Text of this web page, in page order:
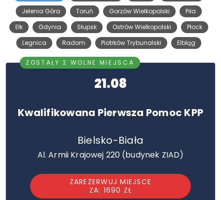
Jelenia Góra
Toruń Gorzów Wielkopolski
Piła
Ełk
Gdynia Słupsk Ostrów Wielkopolski
Płock
Legnica
Radom Piotrków Trybunalski Elbląg
ZOSTAŁY 2 WOLNE MIEJSCA
21.08
Kwalifikowana Pierwsza Pomoc KPP
Bielsko-Biała
Al. Armii Krajowej 220 (budynek ZIAD)
ZAREZERWUJ MIEJSCE
ZA: 1690 ZŁ